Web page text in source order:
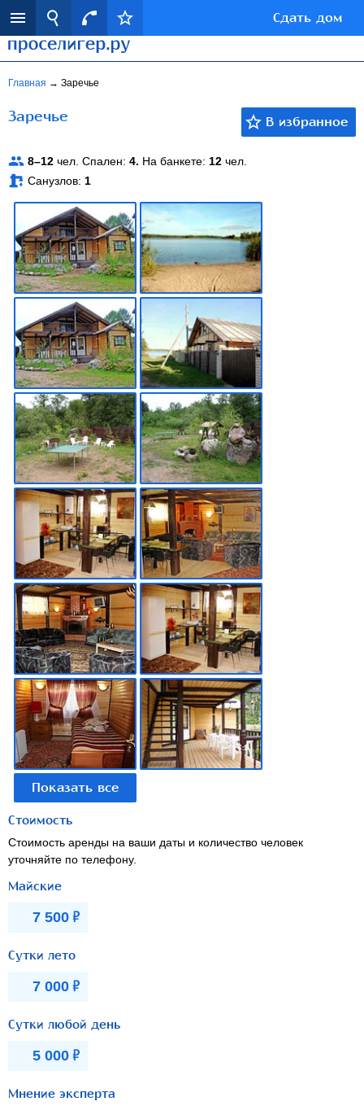
Сдать дом
Главная → Заречье
Заречье
8–12 чел. Спален: 4. На банкете: 12 чел.
Санузлов: 1
Стоимость
Стоимость аренды на ваши даты и количество человек
уточняйте по телефону.
Майские
7 500 Р
Сутки лето
7 000 Р
Сутки любой день
5 000 Р
Мнение эксперта